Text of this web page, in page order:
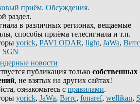
приём. Обсуждения.
раздел.
в различных регионах, вещаемые
способы приёма телесигнала и т.п.
yorick, PAVLODAR, light, JaWa, Витс
SGN
новости
публикация только собственных
, не взятых на других сайтах!
ознакомьтесь с правилами.
yorick, JaWa, Витс, fonaref, wellikan,